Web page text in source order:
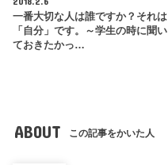
一番大切な人は誰ですか？それは
「自分」です。～学生の時に聞い
ておきたかっ…
ABOUT この記事をかいた人